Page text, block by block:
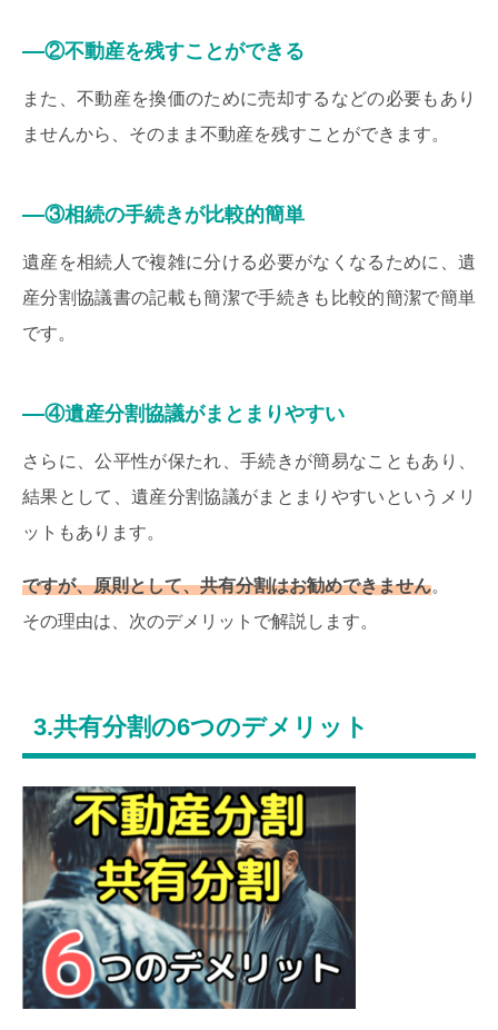
②不動産を残すことができる
また、不動産を換価のために売却するなどの必要もあり
ませんから、そのまま不動産を残すことができます。
③相続の手続きが比較的簡単
遺産を相続人で複雑に分ける必要がなくなるために、遺
産分割協議書の記載も簡潔で手続きも比較的簡潔で簡単
です。
④遺産分割協議がまとまりやすい
さらに、公平性が保たれ、手続きが簡易なこともあり、
結果として、遺産分割協議がまとまりやすいというメリ
ットもあります。
ですが、原則として、共有分割はお勧めできません。
その理由は、次のデメリットで解説します。
3.共有分割の6つのデメリット